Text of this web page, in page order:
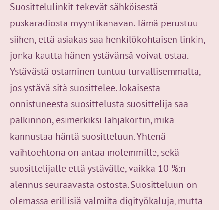
Suosittelulinkit tekevät sähköisestä
puskaradiosta myyntikanavan. Tämä perustuu
siihen, että asiakas saa henkilökohtaisen linkin,
jonka kautta hänen ystävänsä voivat ostaa.
Ystävästä ostaminen tuntuu turvallisemmalta,
jos ystävä sitä suosittelee. Jokaisesta
onnistuneesta suosittelusta suosittelija saa
palkinnon, esimerkiksi lahjakortin, mikä
kannustaa häntä suositteluun. Yhtenä
vaihtoehtona on antaa molemmille, sekä
suosittelijalle että ystävälle, vaikka 10 %:n
alennus seuraavasta ostosta. Suositteluun on
olemassa erillisiä valmiita digityökaluja, mutta